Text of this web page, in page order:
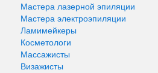
Мастера лазерной эпиляции
Мастера электроэпиляции
Ламимейкеры
Косметологи
Массажисты
Визажисты